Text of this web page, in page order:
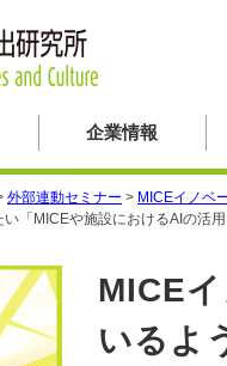
企業情報
外部連動セミナー > MICEイノベ
「MICEや施設におけるAIの活
MICE
いるよ